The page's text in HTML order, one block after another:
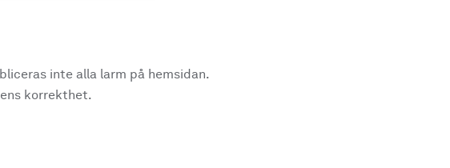
inte alla larm på hemsidan.
korrekthet.